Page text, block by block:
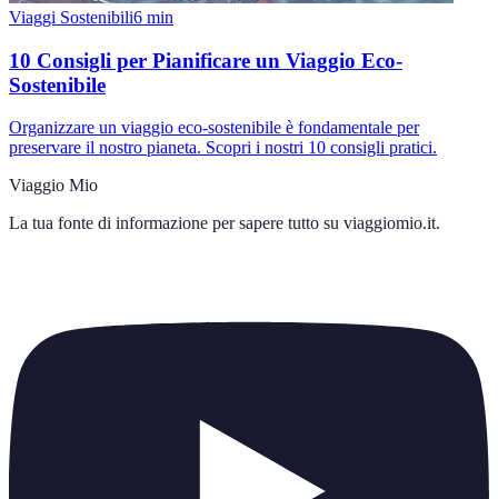
Viaggi Sostenibili6 min
10 Consigli per Pianificare un Viaggio Eco-
Sostenibile
Organizzare un viaggio eco-sostenibile è fondamentale per
preservare il nostro pianeta. Scopri i nostri 10 consigli pratici.
Viaggio Mio
La tua fonte di informazione per sapere tutto su viaggiomio.it.